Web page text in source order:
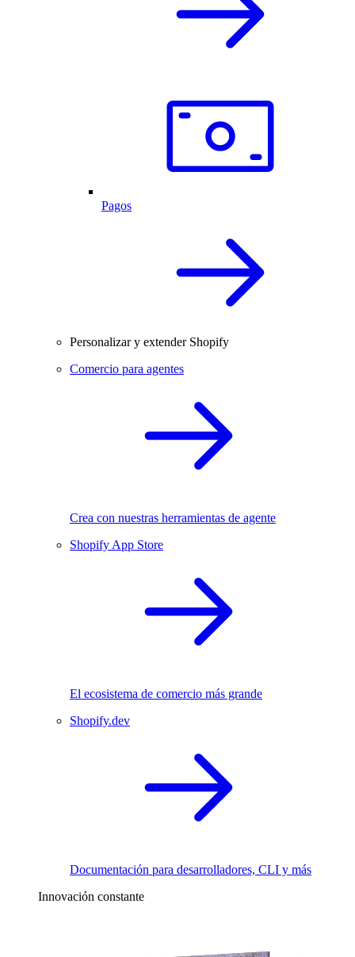
Pagos
Personalizar y extender Shopify
Comercio para agentes
Crea con nuestras herramientas de agente
Shopify App Store
El ecosistema de comercio más grande
Shopify.dev
Documentación para desarrolladores, CLI y más
Innovación constante